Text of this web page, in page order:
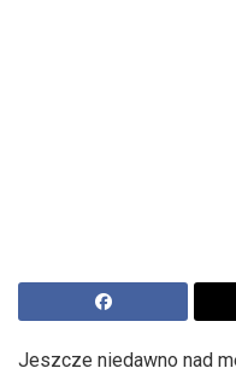
Jeszcze niedawno nad